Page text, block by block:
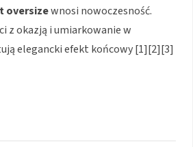
oversizewnosi nowoczesność.
z okazją i umiarkowanie w
elegancki efekt końcowy [1][2][3]